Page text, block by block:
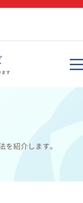
ます
紹介します。